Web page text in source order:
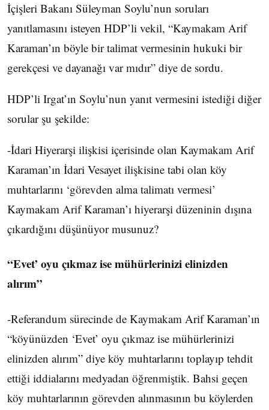
İçişleri Bakanı Süleyman Soylu’nun soruları
yanıtlamasını isteyen HDP’li vekil, “Kaymakam Arif
Karaman’ın böyle bir talimat vermesinin hukuki bir
gerekçesi ve dayanağı var mıdır” diye de sordu.
HDP’li Irgat’ın Soylu’nun yanıt vermesini istediği diğer
sorular şu şekilde:
-İdari Hiyerarşi ilişkisi içerisinde olan Kaymakam Arif
Karaman’ın İdari Vesayet ilişkisine tabi olan köy
muhtarlarını ‘görevden alma talimatı vermesi’
Kaymakam Arif Karaman’ı hiyerarşi düzeninin dışına
çıkardığını düşünüyor musunuz?
“Evet’ oyu çıkmaz ise mühürlerinizi elinizden
alırım”
-Referandum sürecinde de Kaymakam Arif Karaman’ın
“köyünüzden ‘Evet’ oyu çıkmaz ise mühürlerinizi
elinizden alırım” diye köy muhtarlarını toplayıp tehdit
ettiği iddialarını medyadan öğrenmiştik. Bahsi geçen
köy muhtarlarının görevden alınmasının bu köylerden